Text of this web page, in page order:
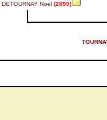
DETOURNAY Noël (2890)